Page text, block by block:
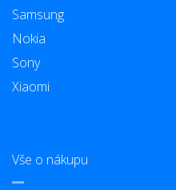
Samsung
Nokia
Sony
Xiaomi
Vše o nákupu